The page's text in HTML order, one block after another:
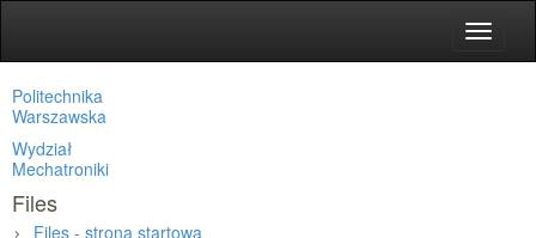
Toggle
Politechnika
Warszawska
Wydział
Mechatroniki
Files
Files - strona startowa